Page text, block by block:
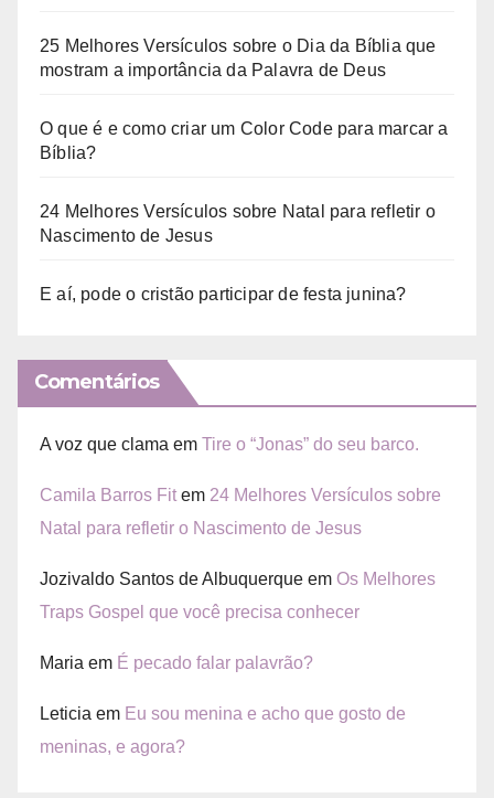
25 Melhores Versículos sobre o Dia da Bíblia que
mostram a importância da Palavra de Deus
O que é e como criar um Color Code para marcar a
Bíblia?
24 Melhores Versículos sobre Natal para refletir o
Nascimento de Jesus
E aí, pode o cristão participar de festa junina?
Comentários
A voz que clama em Tire o “Jonas” do seu barco.
Camila Barros Fit em 24 Melhores Versículos sobre
Natal para refletir o Nascimento de Jesus
Jozivaldo Santos de Albuquerque em Os Melhores
Traps Gospel que você precisa conhecer
Maria em É pecado falar palavrão?
Leticia em Eu sou menina e acho que gosto de
meninas, e agora?